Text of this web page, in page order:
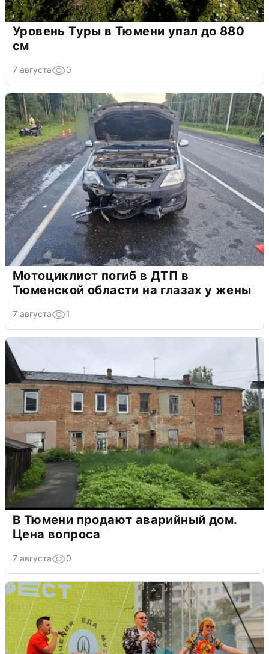
Уровень Туры в Тюмени упал до 880
см
7 августа 0
Мотоциклист погиб в ДТП в
Тюменской области на глазах у жены
7 августа 1
В Тюмени продают аварийный дом.
Цена вопроса
7 августа 0